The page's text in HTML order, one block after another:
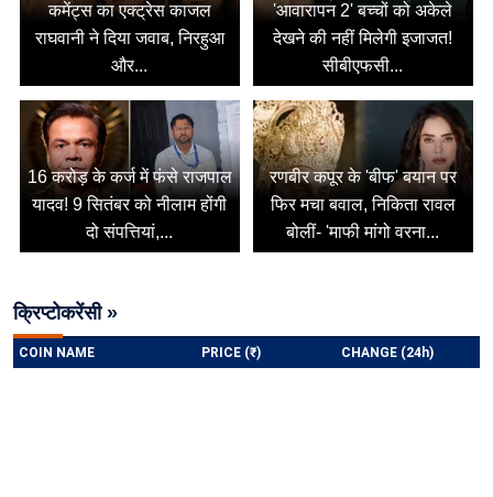
कमेंट्स का एक्ट्रेस काजल
राघवानी ने दिया जवाब, निरहुआ
और...
'आवारापन 2' बच्चों को अकेले
देखने की नहीं मिलेगी इजाजत!
सीबीएफसी...
16 करोड़ के कर्ज में फंसे राजपाल
यादव! 9 सितंबर को नीलाम होंगी
दो संपत्तियां,...
रणबीर कपूर के 'बीफ' बयान पर
फिर मचा बवाल, निकिता रावल
बोलीं- 'माफी मांगो वरना...
क्रिप्टोकरेंसी »